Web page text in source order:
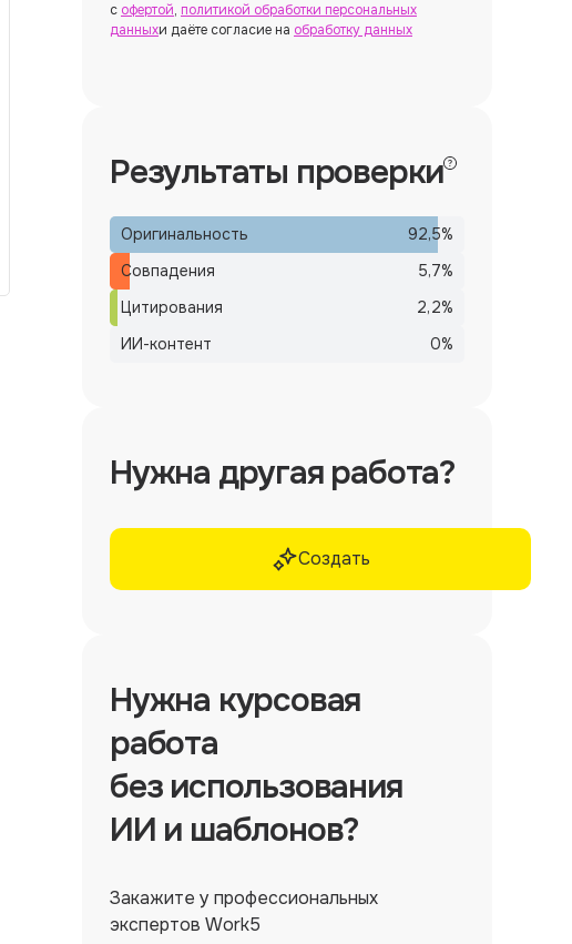
с офертой, политикой обработки персональных
данныхи даёте согласие на обработку данных
Результаты проверки
Оригинальность 92,5%
Совпадения
5,7%
Цитирования
2,2%
ИИ-контент
0%
Нужна другая работа?
Создать
Нужна курсовая
работа
без использования
ИИ и шаблонов?
Закажите у профессиональных
экспертов Work5